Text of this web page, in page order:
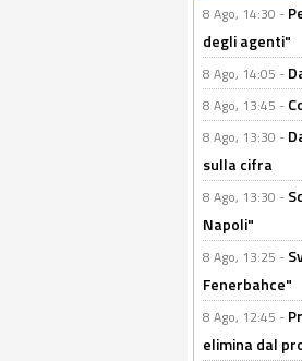
8 Ago, 14:30 -
degli agenti"
8 Ago, 14:05 -
8 Ago, 13:45 -
8 Ago, 13:30 -
sulla cifra
8 Ago, 13:30 -
Napoli"
8 Ago, 13:25 -
Fenerbahce"
8 Ago, 12:45 -
elimina dal